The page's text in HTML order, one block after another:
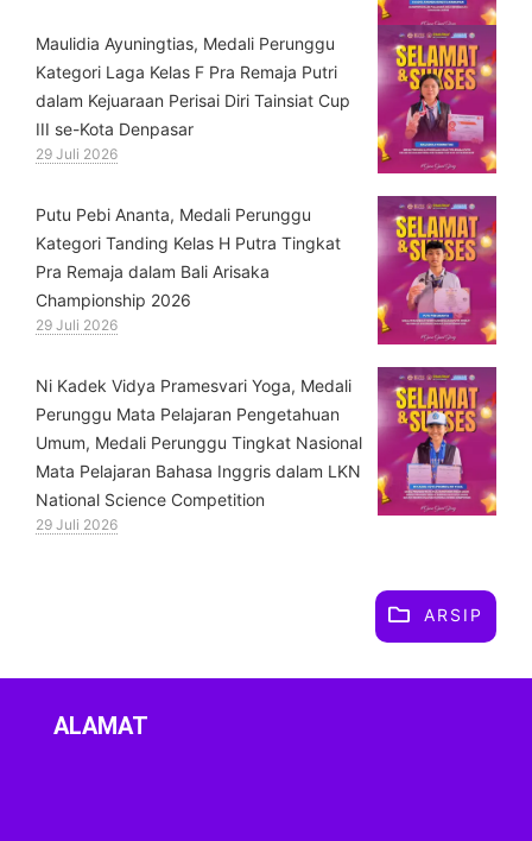
⁠Maulidia Ayuningtias, Medali Perunggu
Kategori Laga Kelas F Pra Remaja Putri
dalam Kejuaraan Perisai Diri Tainsiat Cup
III se-Kota Denpasar
29 Juli 2026
Putu Pebi Ananta, Medali Perunggu
Kategori Tanding Kelas H Putra Tingkat
Pra Remaja dalam Bali Arisaka
Championship 2026
29 Juli 2026
⁠Ni Kadek Vidya Pramesvari Yoga, Medali
Perunggu Mata Pelajaran Pengetahuan
Umum, Medali Perunggu Tingkat Nasional
Mata Pelajaran Bahasa Inggris dalam LKN
National Science Competition
29 Juli 2026
ARSIP
ALAMAT